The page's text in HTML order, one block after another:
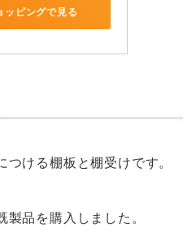
ッピングで見る
ける棚板と棚受けです。
品を購入しました。